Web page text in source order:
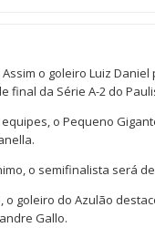
o goleiro Luiz
final da Série A-2 do
o Pequeno
o semifinalista será
goleiro do Azulão
Gallo.